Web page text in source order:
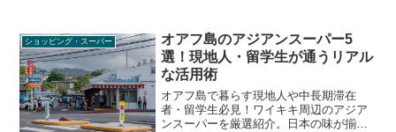
House」まで、旅行者が知るべきリアル
な立ち回り方と裏技を徹底解説します。
ショッピング・スーパー
オアフ島のアジアンスーパー5
選！現地人・留学生が通うリアル
な活用術
オアフ島で暮らす現地人や中長期滞在
者・留学生必見！ワイキキ周辺のアジア
ンスーパーを厳選紹介。日本の味が揃う